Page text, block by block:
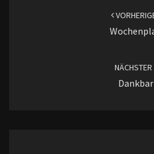
NÄCHSTER
Dankbar